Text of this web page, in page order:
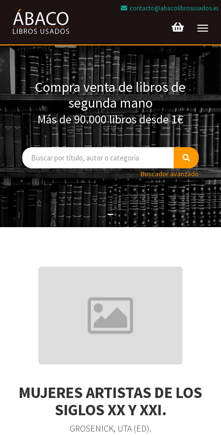
contacto@abacolibrosusados.es
Compra venta de libros de
segunda mano
Más de 90.000 libros desde 1€
Buscador avanzado
MUJERES ARTISTAS DE LOS
SIGLOS XX Y XXI.
GROSENICK, UTA (ED).